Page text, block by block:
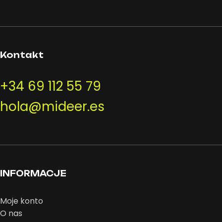
Kontakt
+34 69 112 55 79
hola@mideer.es
INFORMACJE
Moje konto
O nas